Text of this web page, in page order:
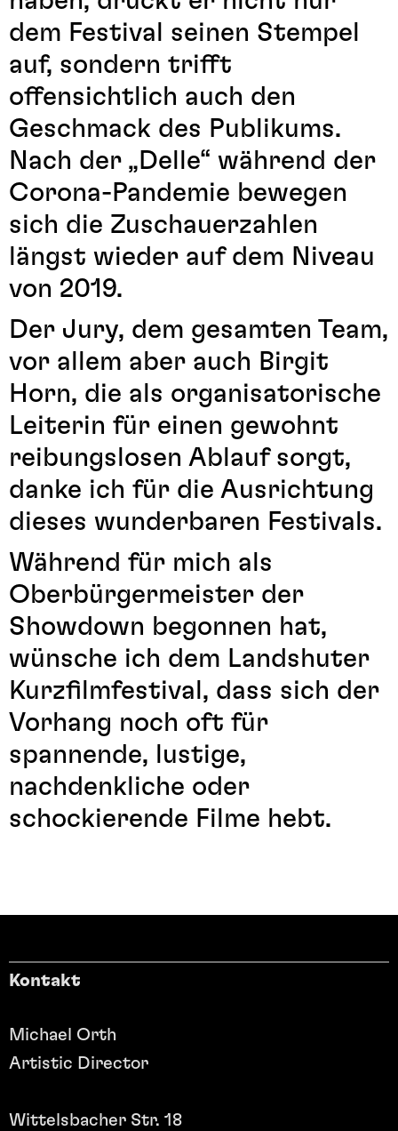
dem Festival seinen Stempel
auf, sondern trifft
offensichtlich auch den
Geschmack des Publikums.
Nach der „Delle“ während der
Corona-Pandemie bewegen
sich die Zuschauerzahlen
längst wieder auf dem Niveau
von 2019.
Der Jury, dem gesamten Team,
vor allem aber auch Birgit
Horn, die als organisatorische
Leiterin für einen gewohnt
reibungslosen Ablauf sorgt,
danke ich für die Ausrichtung
dieses wunderbaren Festivals.
Während für mich als
Oberbürgermeister der
Showdown begonnen hat,
wünsche ich dem Landshuter
Kurzfilmfestival, dass sich der
Vorhang noch oft für
spannende, lustige,
nachdenkliche oder
schockierende Filme hebt.
Kontakt
Michael Orth
Artistic Director
Wittelsbacher Str. 18